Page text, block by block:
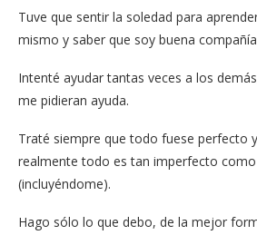
Tuve que sentir la soledad para
mismo y saber que soy buena
Intenté ayudar tantas veces a los
me pidieran ayuda.
Traté siempre que todo fuese perfecto
realmente todo es tan imperfecto
(incluyéndome).
Hago sólo lo que debo, de la mejor